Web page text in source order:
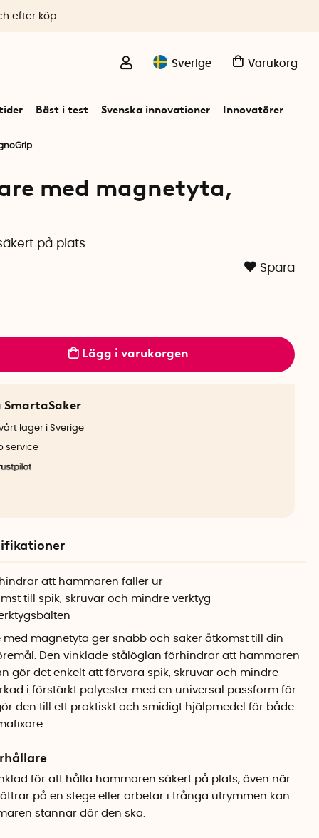
Sverige Varukorg
Bäst i test Svenska innovationer Innovatörer
efter köp
med magnetyta,
på plats
Spara
Lägg i varukorgen
lager i Sverige
service
att hammaren faller ur
till spik, skruvar och mindre verktyg
magnetyta ger snabb och säker åtkomst till din
Den vinklade stålöglan förhindrar att hammaren
gör det enkelt att förvara spik, skruvar och mindre
i förstärkt polyester med en universal passform för
den till ett praktiskt och smidigt hjälpmedel för både
för att hålla hammaren säkert på plats, även när
på en stege eller arbetar i trånga utrymmen kan
stannar där den ska.